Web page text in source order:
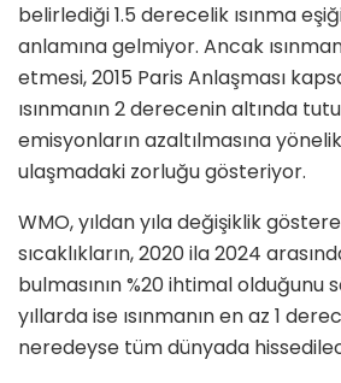
belirlediği 1.5 derecelik ısınma
anlamına gelmiyor. Ancak
etmesi, 2015 Paris Anlaşması
ısınmanın 2 derecenin altında
emisyonların azaltılmasına
ulaşmadaki zorluğu gösteriyor.
WMO, yıldan yıla değişiklik
sıcaklıkların, 2020 ila 2024
bulmasının %20 ihtimal olduğunu
yıllarda ise ısınmanın en az 1
neredeyse tüm dünyada